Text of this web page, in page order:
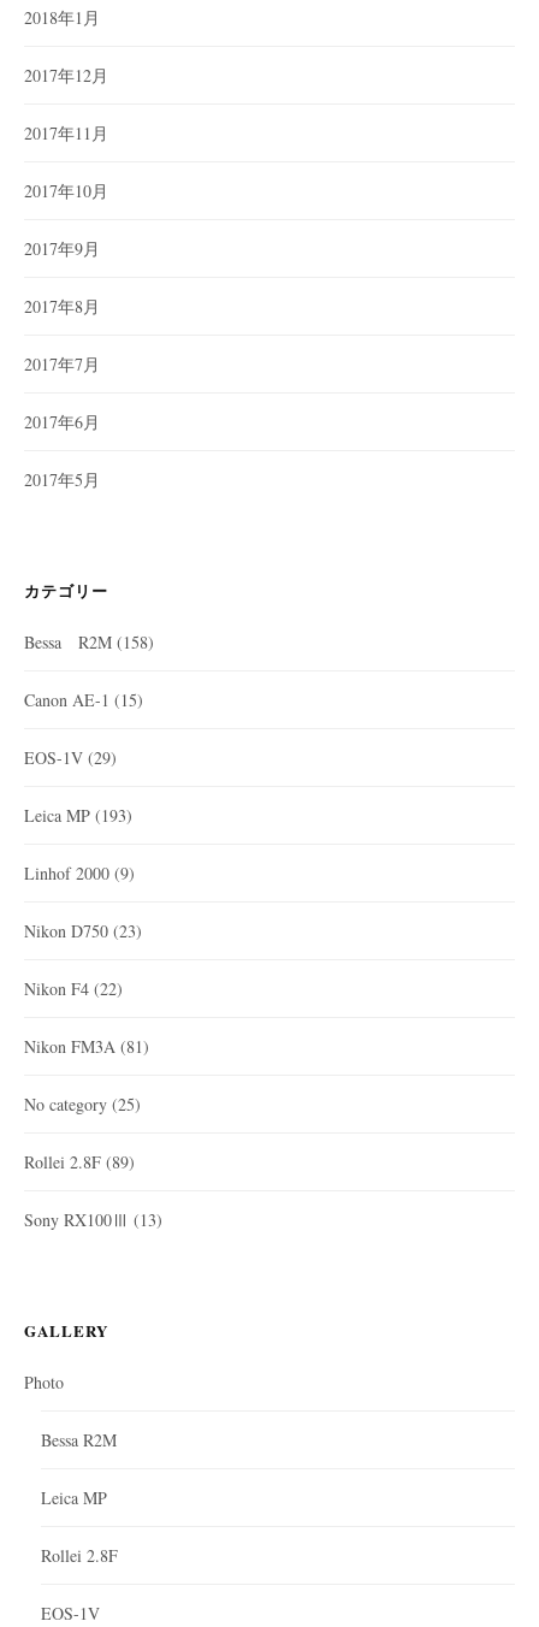
2018年1月
2017年12月
2017年11月
2017年10月
2017年9月
2017年8月
2017年7月
2017年6月
2017年5月
カテゴリー
Bessa R2M (158)
Canon AE-1 (15)
EOS-1V (29)
Leica MP (193)
Linhof 2000 (9)
Nikon D750 (23)
Nikon F4 (22)
Nikon FM3A (81)
No category (25)
Rollei 2.8F (89)
Sony RX100Ⅲ (13)
GALLERY
Photo
Bessa R2M
Leica MP
Rollei 2.8F
EOS-1V